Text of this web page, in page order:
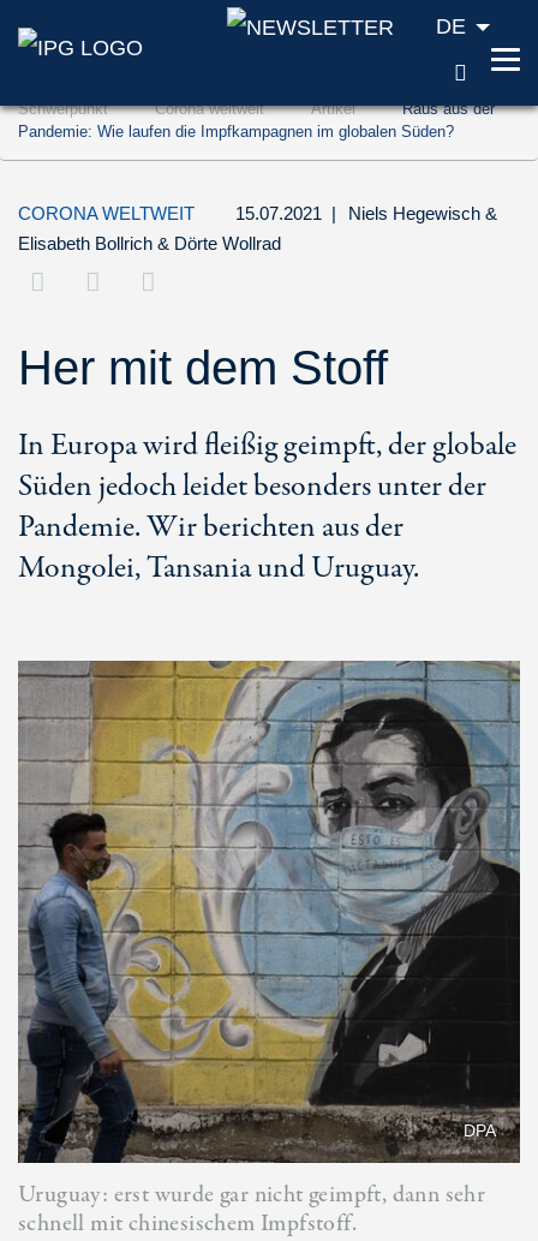
Zum Inhalt springen (Accesskey '1')
Zur Suche springen (Accesskey '2')
DE
Schwerpunkt Corona weltweit Artikel
Raus aus der
Pandemie: Wie laufen die Impfkampagnen im globalen Süden?
CORONA WELTWEIT 15.07.2021 | Niels Hegewisch &
Elisabeth Bollrich & Dörte Wollrad
Her mit dem Stoff
In Europa wird fleißig geimpft, der globale
Süden jedoch leidet besonders unter der
Pandemie. Wir berichten aus der
Mongolei, Tansania und Uruguay.
DPA
Uruguay: erst wurde gar nicht geimpft, dann sehr
schnell mit chinesischem Impfstoff.